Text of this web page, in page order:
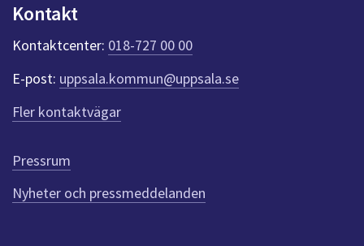
k
t
e
r
f
ö
r
e
n
n
a
Kontakt
Kontaktcenter: 018-727 00 00
E-post: uppsala.kommun@uppsala.se
Fler kontaktvägar
Pressrum
Nyheter och pressmeddelanden